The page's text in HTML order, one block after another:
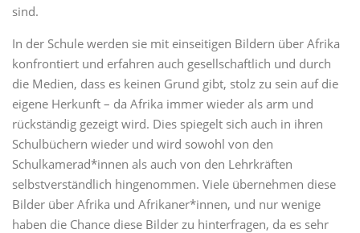
sind.
In der Schule werden sie mit einseitigen Bildern über Afrika
konfrontiert und erfahren auch gesellschaftlich und durch
die Medien, dass es keinen Grund gibt, stolz zu sein auf die
eigene Herkunft – da Afrika immer wieder als arm und
rückständig gezeigt wird. Dies spiegelt sich auch in ihren
Schulbüchern wieder und wird sowohl von den
Schulkamerad*innen als auch von den Lehrkräften
selbstverständlich hingenommen. Viele übernehmen diese
Bilder über Afrika und Afrikaner*innen, und nur wenige
haben die Chance diese Bilder zu hinterfragen, da es sehr